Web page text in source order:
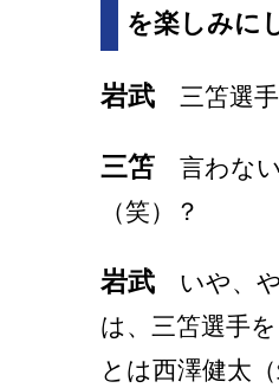
を楽しみに
岩武 三笘選手
三笘 言わな
（笑）？
岩武 いや、
は、三笘選手
とは西澤健太